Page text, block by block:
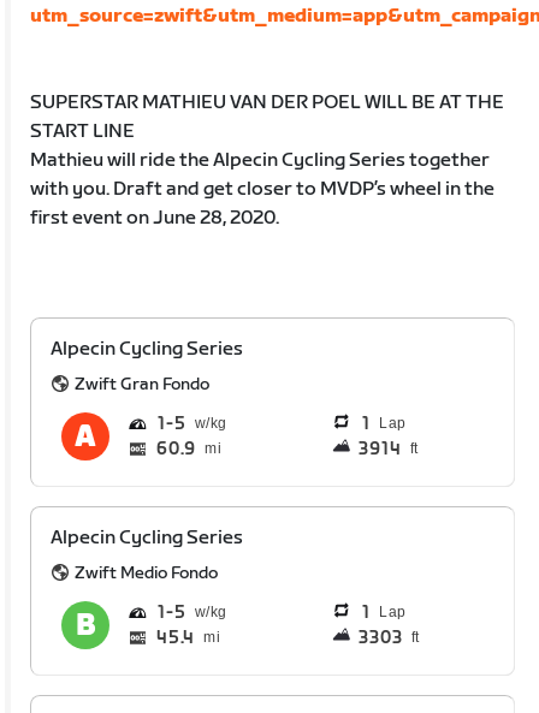
SUPERSTAR MATHIEU VAN DER POEL WILL BE AT THE
START LINE
Mathieu will ride the Alpecin Cycling Series together
with you. Draft and get closer to MVDP’s wheel in the
first event on June 28, 2020.
Alpecin Cycling Series
Zwift Gran Fondo
1 5 1 Lap
60.9 mi 3914 ft
Alpecin Cycling Series
Zwift Medio Fondo
1 5 1 Lap
45.4 mi 3303 ft